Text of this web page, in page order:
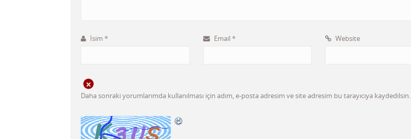
İsim * Email * Website
Daha sonraki yorumlarımda kullanılması için adım, e-posta adresim ve site adresim bu tarayıcıya kaydedilsin.